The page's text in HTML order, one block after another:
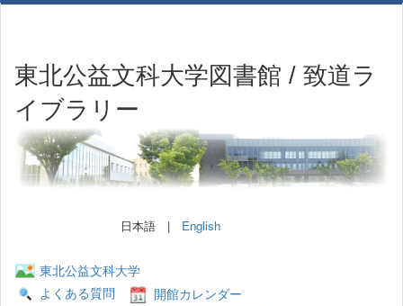
東北公益文科大学図書館 / 致道ラ
イブラリー
日本語 | English
東北公益文科大学
よくある質問
開館カレンダー